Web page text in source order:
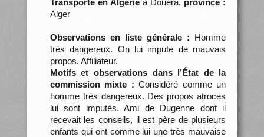
Alger
Observations en liste générale : Homme
très dangereux. On lui impute de mauvais
propos. Affiliateur.
Motifs et observations dans l’État de la
commission mixte : Considéré comme un
homme très dangereux. Des propos atroces
lui sont imputés. Ami de Dugenne dont il
recevait les conseils, il est père de plusieurs
enfants qui ont comme lui une très mauvaise